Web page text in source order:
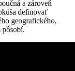
a zároveň
definovať
geografického,